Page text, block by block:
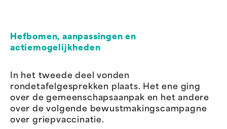
Hefbomen, aanpassingen en
actiemogelijkheden
In het tweede deel vonden
rondetafelgesprekken plaats. Het ene ging
over de gemeenschapsaanpak en het andere
over de volgende bewustmakingscampagne
over griepvaccinatie.